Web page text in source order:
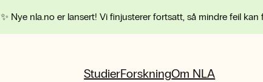
✨ Nye nla.no er lansert! Vi finjusterer fortsatt, så mindre feil kan
StudierForskningOm NLA